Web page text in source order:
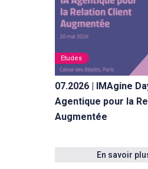
Etudes
07.2026 | IMAgine
Agentique pour la
Augmentée
En savoir